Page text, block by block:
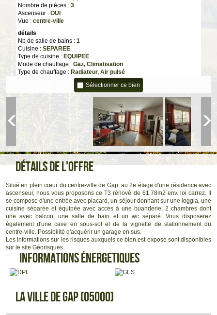
Nombre de pièces :3
Ascenseur :OUI
Vue :centre-ville
détails
Nb de salle de bains :1
Cuisine :SEPAREE
Type de cuisine : EQUIPEE
Mode de chauffage :Gaz, Climatisation
Type de chauffage : Radiateur, Air pulsé
Format de chauffage :Collectif, Individuel
Nombre de garage :
Exposition :
Année de construction :
Distribution d'eau : COLLECTIF
Energie d'eau :
Informations de copropriété
NON
Infos Financières
Prix de vente honoraires TTC inclus :170 400 €
Honoraires TTC à la charge acquéreur :6,5 %
Charges :174,55 €
Taxe foncière annuelle :1 573 €
Réf: 2104 R. Fremeaux Ag.co RSAC 533085502
Sélectionner ce bien
Détails de l'offre
Situé en plein cœur du centre-ville de Gap, au 2e étage d'une résidence avec
ascenseur, nous vous proposons ce T3 rénové de 61.78m2 env. loi carrez. Il
se compose d'une entrée avec placard, un séjour donnant sur une loggia, une
cuisine séparée et équipée avec accès à une buanderie, 2 chambres dont
une avec balcon, une salle de bain et un wc séparé. Vous disposerez
également d'une cave en sous-sol et de la vignette de stationnement du
centre-ville. Possibilité d'acquérir un garage en sus.
Les informations sur les risques auxquels ce bien est exposé sont disponibles
sur le site Géorisques
Informations énergetiques
La ville de Gap (05000)